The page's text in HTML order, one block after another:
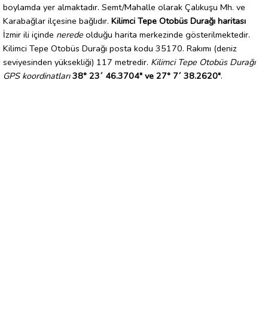
boylamda yer almaktadır. Semt/Mahalle olarak Çalıkuşu Mh. ve
Karabağlar ilçesine bağlıdır. Kilimci Tepe Otobüs Durağı haritası
İzmir ili içinde nerede olduğu harita merkezinde gösterilmektedir.
Kilimci Tepe Otobüs Durağı posta kodu 35170. Rakımı (deniz
seviyesinden yüksekliği) 117 metredir. Kilimci Tepe Otobüs Durağı
GPS koordinatları 38° 23´ 46.3704" ve 27° 7´ 38.2620".